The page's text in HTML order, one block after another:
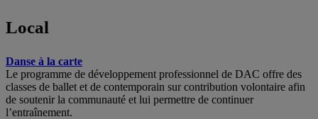
Local
Danse à la carte
Le programme de développement professionnel de DAC offre des
classes de ballet et de contemporain sur contribution volontaire afin
de soutenir la communauté et lui permettre de continuer
l’entraînement.